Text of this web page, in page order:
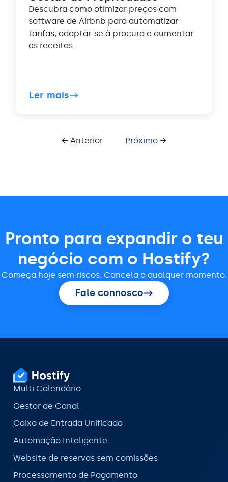
Descubra como otimizar preços com
software de Airbnb para automatizar
tarifas, adaptar-se à procura e aumentar
as receitas.
Ler mais
← Anterior Próximo →
Pronto para expandir o teu
negócio com o Hostify?
Começa hoje sem riscos. Cancela a qualquer momento.
Fale connosco
Multi Calendário
Gestor de Canal
Caixa de Entrada Unificada
Automação Inteligente
Website de reservas sem comissões
Processamento de Pagamento